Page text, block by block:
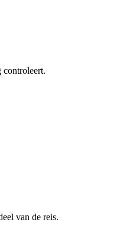
controleert.
van de reis.